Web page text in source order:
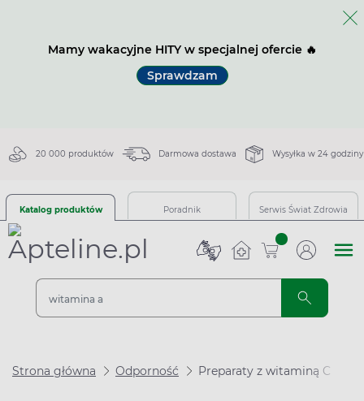
Mamy wakacyjne HITY w specjalnej ofercie 🔥
Sprawdzam
20 000 produktów Darmowa dostawa Wysyłka w 24 godziny
Katalog produktów Poradnik Serwis Świat Zdrowia
sztuk
Strona główna Odporność Preparaty z witaminą C